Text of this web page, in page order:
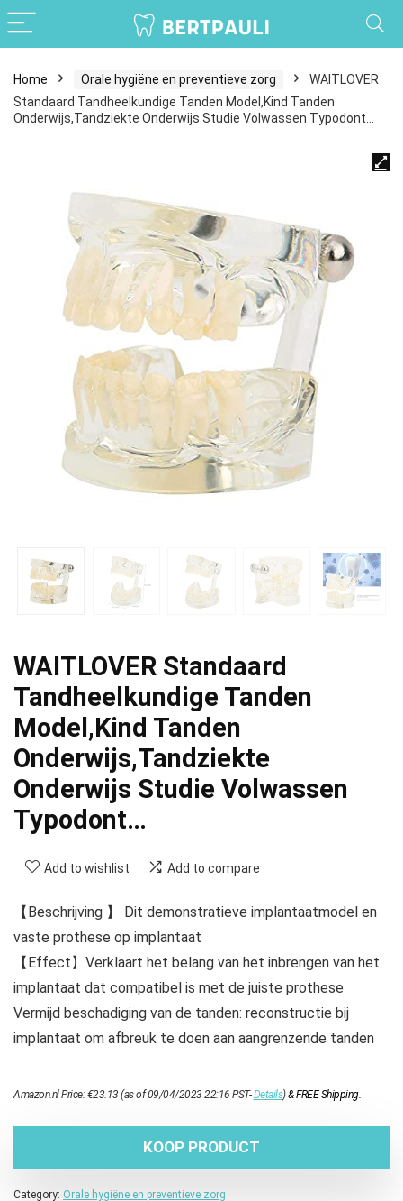
Home Orale hygiëne en preventieve zorg
WAITLOVER
Standaard Tandheelkundige Tanden Model,Kind Tanden
Onderwijs,Tandziekte Onderwijs Studie Volwassen Typodont…
WAITLOVER Standaard
Tandheelkundige Tanden
Model,Kind Tanden
Onderwijs,Tandziekte
Onderwijs Studie Volwassen
Typodont…
Add to wishlist Add to compare
【Beschrijving 】 Dit demonstratieve implantaatmodel en
vaste prothese op implantaat
【Effect】Verklaart het belang van het inbrengen van het
implantaat dat compatibel is met de juiste prothese
Vermijd beschadiging van de tanden: reconstructie bij
implantaat om afbreuk te doen aan aangrenzende tanden
Amazon.nl Price:€23.13 (as of 09/04/2023 22:16 PST-Details)&FREE Shipping.
KOOP PRODUCT
Category: Orale hygiëne en preventieve zorg